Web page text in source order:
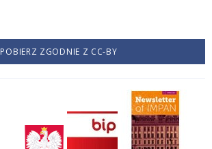
POBIERZ ZGODNIE Z CC-BY